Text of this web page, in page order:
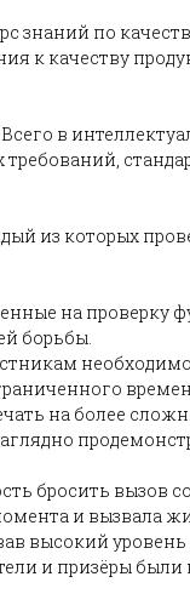
знаний по
к качеству
в
из которых
на проверку
борьбы.
на более
бросить вызов
и вызвала
высокий
и призёры